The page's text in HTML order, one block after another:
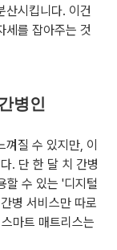
산시킵니다. 이건
세를 잡아주는 것
병인
질 수 있지만, 이
. 단 한 달 치 간병
할 수 있는 '디지털
병 서비스만 따로
마트 매트리스는